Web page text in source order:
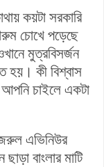
কয়টা সরকারি
চোখে পড়েছে
মুত্রবিসর্জন
হয়। কী বিশ্বাস
আপনি চাইলে একটা
এভিনিউর
বাংলার মাটি